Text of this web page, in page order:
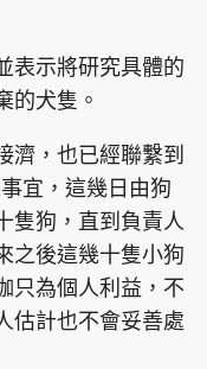
表示將研究具體的
的犬隻。
濟，也已經聯繫到
宜，這幾日由狗
隻狗，直到負責人
之後這幾十隻小狗
只為個人利益，不
估計也不會妥善處